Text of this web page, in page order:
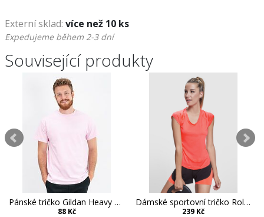
Externí sklad: více než 10 ks
Expedujeme během 2-3 dní
Související produkty
Pánské tričko Gildan Heavy Cotton
88 Kč
Dámské sportovní tričko Roly Avus
239 Kč